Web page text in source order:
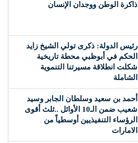
ذاكرة الوطن ووجدان الإنسان
رئيس الدولة: ذكرى تولي الشيخ زايد
الحكم في أبوظبي محطة تاريخية
شكلت انطلاقة مسيرتنا التنموية
الشاملة
أحمد بن سعيد وسلطان الجابر وسيد
شعيب ضمن الـ10 الأوائل ..ثلث أقوى
الرؤساء التنفيذيين أوسطياً من
الامارات